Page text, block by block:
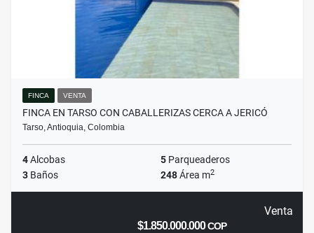
FINCA VENTA
FINCA EN TARSO CON CABALLERIZAS CERCA A JERICÓ
Tarso, Antioquia, Colombia
4Alcobas 5 Parqueaderos
3 Baños 248Área m2
Venta
$1.850.000.000COP